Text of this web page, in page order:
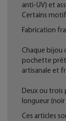
anti-UV) et
Certains
Fabrication
Chaque bijou
pochette
artisanale et
Deux ou trois
longueur
Ces articles